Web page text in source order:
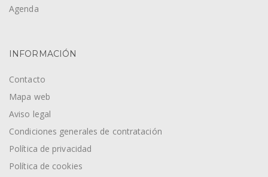
Agenda
INFORMACIÓN
Contacto
Mapa web
Aviso legal
Condiciones generales de contratación
Política de privacidad
Política de cookies